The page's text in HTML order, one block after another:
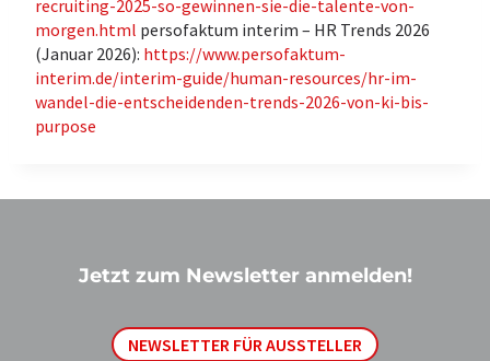
recruiting-2025-so-gewinnen-sie-die-talente-von-
morgen.html persofaktum interim – HR Trends 2026
(Januar 2026): https://www.persofaktum-
interim.de/interim-guide/human-resources/hr-im-
wandel-die-entscheidenden-trends-2026-von-ki-bis-
purpose
Jetzt zum Newsletter anmelden!
NEWSLETTER FÜR AUSSTELLER